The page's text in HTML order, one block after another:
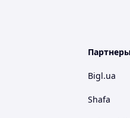
Партнеры
Bigl.ua
Shafa